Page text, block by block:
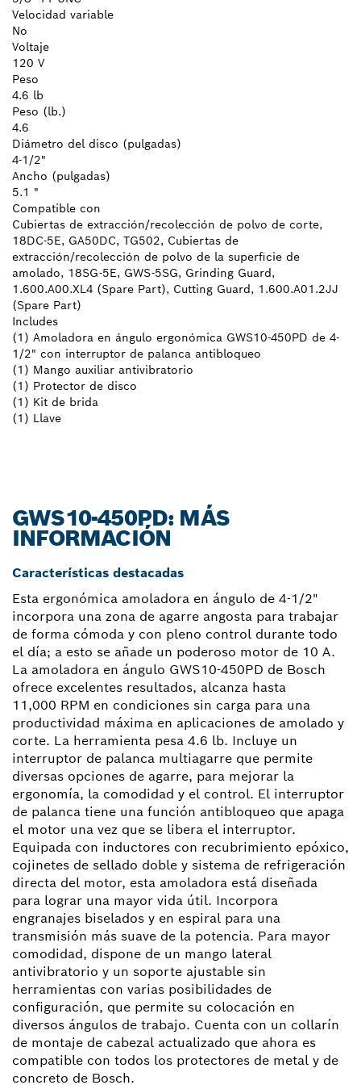
Velocidad variable
No
Voltaje
120 V
Peso
4.6 lb
Peso (lb.)
4.6
Diámetro del disco (pulgadas)
4-1/2"
Ancho (pulgadas)
5.1 "
Compatible con
Cubiertas de extracción/recolección de polvo de corte,
18DC-5E, GA50DC, TG502, Cubiertas de
extracción/recolección de polvo de la superficie de
amolado, 18SG-5E, GWS-5SG, Grinding Guard,
1.600.A00.XL4 (Spare Part), Cutting Guard, 1.600.A01.2JJ
(Spare Part)
Includes
(1) Amoladora en ángulo ergonómica GWS10-450PD de 4-
1/2" con interruptor de palanca antibloqueo
(1) Mango auxiliar antivibratorio
(1) Protector de disco
(1) Kit de brida
(1) Llave
GWS10-450PD: MÁS
INFORMACIÓN
Características destacadas
Esta ergonómica amoladora en ángulo de 4-1/2"
incorpora una zona de agarre angosta para trabajar
de forma cómoda y con pleno control durante todo
el día; a esto se añade un poderoso motor de 10 A.
La amoladora en ángulo GWS10-450PD de Bosch
ofrece excelentes resultados, alcanza hasta
11,000 RPM en condiciones sin carga para una
productividad máxima en aplicaciones de amolado y
corte. La herramienta pesa 4.6 lb. Incluye un
interruptor de palanca multiagarre que permite
diversas opciones de agarre, para mejorar la
ergonomía, la comodidad y el control. El interruptor
de palanca tiene una función antibloqueo que apaga
el motor una vez que se libera el interruptor.
Equipada con inductores con recubrimiento epóxico,
cojinetes de sellado doble y sistema de refrigeración
directa del motor, esta amoladora está diseñada
para lograr una mayor vida útil. Incorpora
engranajes biselados y en espiral para una
transmisión más suave de la potencia. Para mayor
comodidad, dispone de un mango lateral
antivibratorio y un soporte ajustable sin
herramientas con varias posibilidades de
configuración, que permite su colocación en
diversos ángulos de trabajo. Cuenta con un collarín
de montaje de cabezal actualizado que ahora es
compatible con todos los protectores de metal y de
concreto de Bosch.